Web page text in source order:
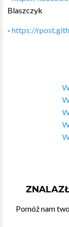
Blaszczyk
- https://
Pomóż nam